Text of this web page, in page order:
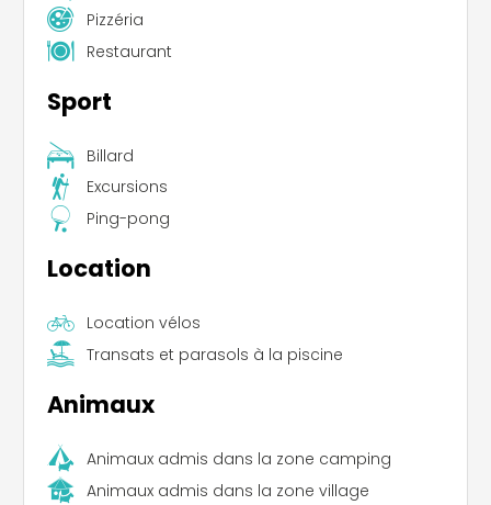
Pizzéria
Restaurant
Sport
Billard
Excursions
Ping-pong
Location
Location vélos
Transats et parasols à la piscine
Animaux
Animaux admis dans la zone camping
Animaux admis dans la zone village